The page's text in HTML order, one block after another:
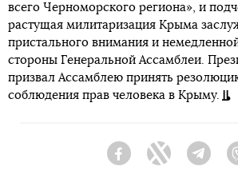
всего Черноморского региона», и
растущая милитаризация Крыма
пристального внимания и
стороны Генеральной Ассамблеи.
призвал Ассамблею принять
соблюдения прав человека в Крыму.
FacebookTwitter